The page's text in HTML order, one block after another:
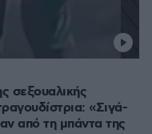
σεξουαλικής
«Σιγά-
από τη μπάντα της